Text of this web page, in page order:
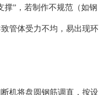
”，若制作不规范（如钢
管体受力不均，易出现环
将盘圆钢筋调直，按设